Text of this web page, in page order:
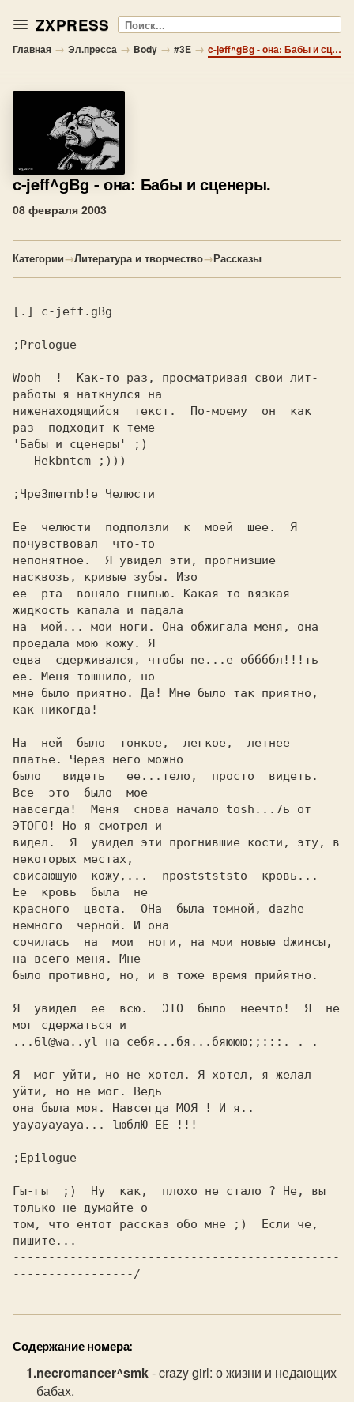
ZXPRESS Поиск
Главная → Эл.пресса → Body → #3E → c-jeff^gBg - она: Бабы и сценеры.
c-jeff^gBg - она: Бабы и сценеры.
08 февраля 2003
Категории→Литература и творчество→Рассказы
[.] c-jeff.gBg
Wooh  !  Как-то раз, просматривая свои лит-
работы я наткнулся на
ниженаходящийся  текст.  По-моему  он  как
раз  подходит к теме
'Бабы и сценеры' ;)
Ее  челюсти  подползли  к  моей  шее.  Я
почувствовал  что-то
непонятное.  Я увидел эти, прогнизшие
насквозь, кривые зубы. Изо
ее  рта  воняло гнилью. Какая-то вязкая
жидкость капала и падала
на  мой... мои ноги. Она обжигала меня, она
проедала мою кожу. Я
едва  сдерживался, чтобы ne...е оббббл!!!ть
ее. Меня тошнило, но
мне было приятно. Да! Мне было так приятно,
как никогда!
На  ней  было  тонкое,  легкое,  летнее
платье. Через него можно
было   видеть   ее...тело,  просто  видеть.
Все  это  было  мое
навсегда!  Меня  снова начало tosh...7ь от
ЭТОГО! Но я смотрел и
видел.  Я  увидел эти прогнившие кости, эту, в
некоторых местах,
свисающую  кожу,...  npoststststo  кровь...
Ее  кровь  была  не
красного  цвета.  ОНа  была темной, dazhe
немного  черной. И она
сочилась  на  мои  ноги, на мои новые dжинсы,
на всего меня. Мне
было противно, но, и в тоже время прийятно.
Я  увидел  ее  всю.  ЭТО  было  неечто!  Я  не
мог сдержаться и
...6l@wa..yl на себя...бя...бяююю;;:::. . .
Я  мог уйти, но не хотел. Я хотел, я желал
уйти, но не мог. Ведь
она была моя. Навсегда МОЯ ! И я..
yayayayaya... lюблЮ ЕЕ !!!
Гы-гы  ;)  Ну  как,  плохо не стало ? Не, вы
только не думайте о
том, что ентот рассказ обо мне ;)  Если че,
пишите...
----------------------------------------------
-----------------/
Содержание номера:
necromancer^smk- crazy girl: о жизни и недающих
бабах.